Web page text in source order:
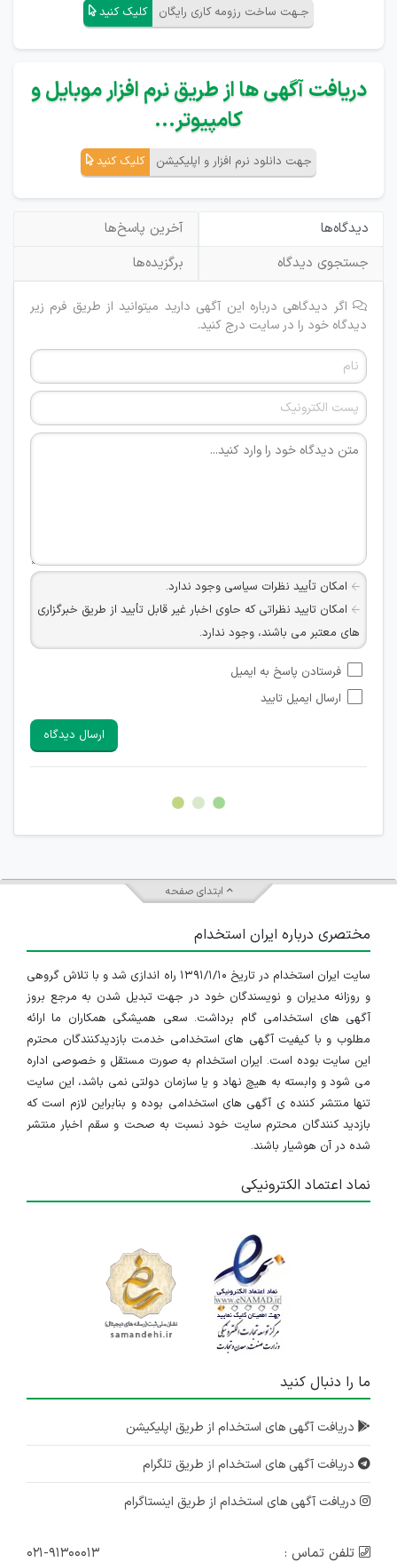
جـهت ساخت رزومه کاری رایگان کلیک کنید
دریافت آگهی ها از طریق نرم افزار موبایل و
کامپیوتر...
جهت دانلود نرم افزار و اپلیکیشن کلیک کنید
دیدگاه‌ها
آخرین پاسخ‌ها
جستجوی دیدگاه
برگزیده‌ها
اگر دیدگاهی درباره این آگهی دارید میتوانید از طریق فرم زیر
دیدگاه خود را در سایت درج کنید.
امکان تأیید نظرات سیاسی وجود ندارد.
امکان تایید نظراتی که حاوی اخبار غیر قابل تأیید از طریق خبرگزاری
های معتبر می باشند، وجود ندارد.
شبکه های مجازی ارتباطی می باشند وجود ندارد.
امکان تأیید نظرات کاربرانی که به هر طریقی قصد مأیوس کردن
هرگونه تحریک، تحقیر و کنایه به سایر افراد (مسئول و غیر مسئول)
غیر مجاز می باشد.
امکان هماهنگی برای هرگونه ملاقات حضوری چه به صورت دسته
فرستادن پاسخ به ایمیل
ارسال ایمیل تایید
ارسال دیدگاه
ابتدای صفحه
مختصری درباره ایران استخدام
سایت ایران استخدام در تاریخ ۱۳۹۱/۱/۱۰ راه اندازی شد و با تلاش گروهی
و روزانه مدیران و نویسندگان خود در جهت تبدیل شدن به مرجع بروز
آگهی های استخدامی گام برداشت. سعی همیشگی همکاران ما ارائه
مطلوب و با کیفیت آگهی های استخدامی خدمت بازدیدکنندگان محترم
این سایت بوده است. ایران استخدام به صورت مستقل و خصوصی اداره
می شود و وابسته به هیچ نهاد و یا سازمان دولتی نمی باشد، این سایت
تنها منتشر کننده ی آگهی های استخدامی بوده و بنابراین لازم است که
بازدید کنندگان محترم سایت خود نسبت به صحت و سقم اخبار منتشر
شده در آن هوشیار باشند.
نماد اعتماد الکترونیکی
ما را دنبال کنید
دریافت آگهی های استخدام از طریق اپلیکیشن
دریافت آگهی های استخدام از طریق تلگرام
دریافت آگهی های استخدام از طریق اینستاگرام
تلفن تماس : ۰۲۱-۹۱۳۰۰۰۱۳